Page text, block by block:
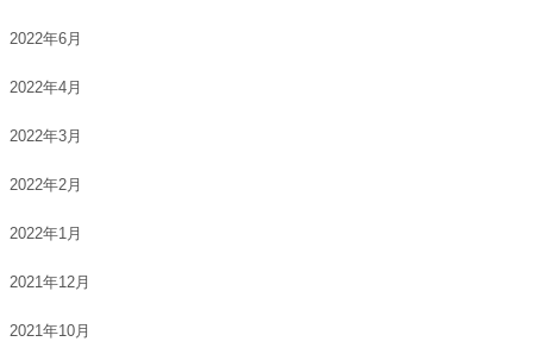
2022年6月
2022年4月
2022年3月
2022年2月
2022年1月
2021年12月
2021年10月